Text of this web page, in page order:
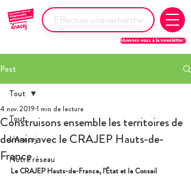
Abonnez-vous à la newsletter !
Post
Tout
L'Anacej
Notre réseau
Tout
Construisons ensemble les territoires de
demain avec le CRAJEP Hauts-de-
France
4 nov. 20191 min de lecture
Le CRAJEP Hauts-de-France, l’État et le Conseil